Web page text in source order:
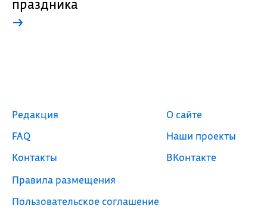
праздника
→
Редакция
FAQ
Контакты
Правила размещения
Пользовательское соглашение
О сайте
Наши проекты
ВКонтакте